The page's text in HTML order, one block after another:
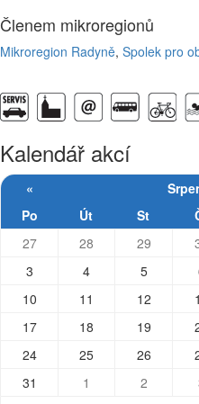
Členem mikroregionů
Mikroregion Radyně, Spolek pro
Kalendář akcí
«
Po
Út St
27
28 29
3
4 5
10
11 12
17
18 19
24
25 26
31
1 2